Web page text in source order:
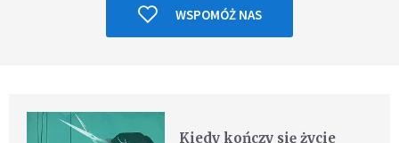
WSPOMÓŻ NAS
Kiedy kończy się życie